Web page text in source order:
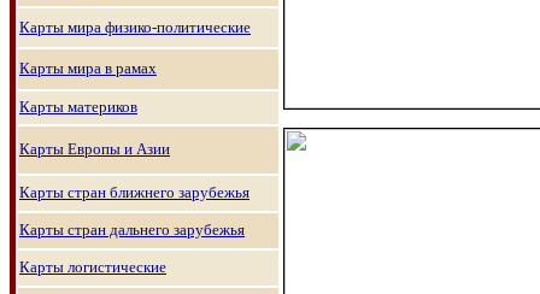
Карты мира физико-политические
Карты мира в рамах
Карты материков
Карты Европы и Азии
Карты стран ближнего зарубежья
Карты стран дальнего зарубежья
Карты логистические